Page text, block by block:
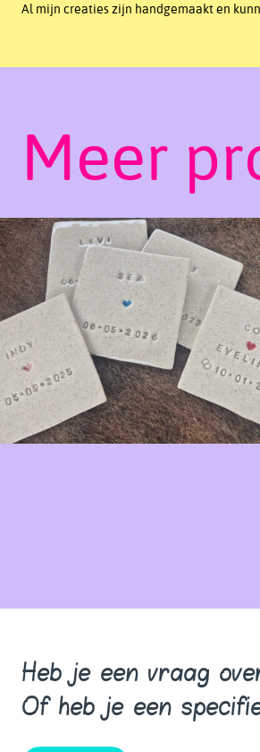
Al mijn creaties zijn handgemaakt en
Meer
Heb je een vraag
Of heb je een